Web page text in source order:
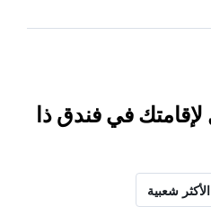
في فندق ذا
شعبية